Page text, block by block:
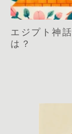
エジプト神
は？